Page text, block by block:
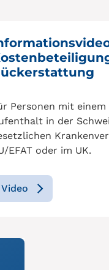
Personen mit
in der
EFAT oder im UK.
Video